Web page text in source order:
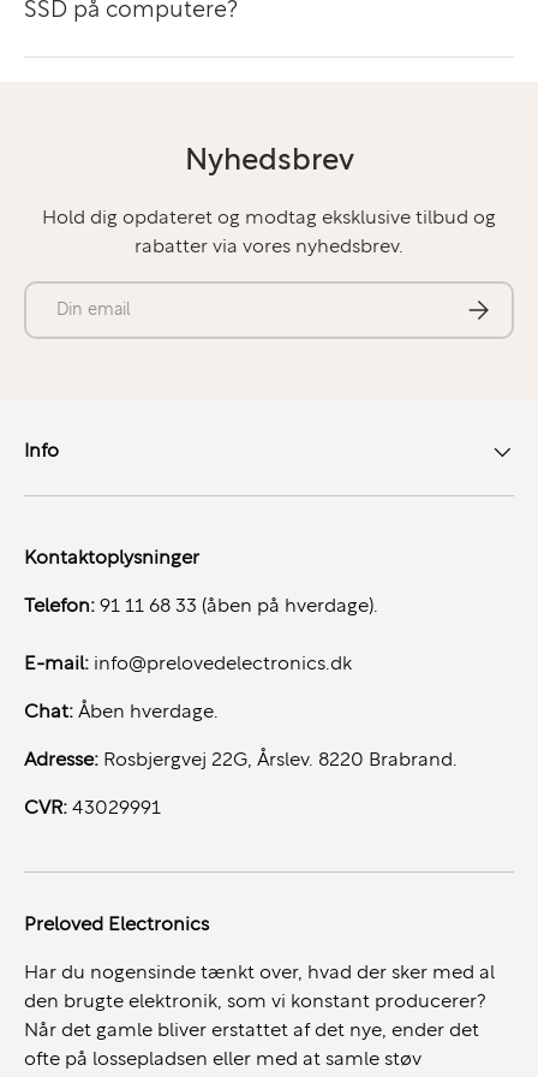
professionelle, der søger en kraftfuld og pålidelig
alle krav til den moderne arbejdsdag – både på
kontoret og på farten.
SSD på computere?
Nyhedsbrev
Hold dig opdateret og modtag eksklusive tilbud og
rabatter via vores nyhedsbrev.
E-mail
Abonner
Info
Kontaktoplysninger
Telefon: 91 11 68 33 (åben på hverdage).
E-mail: info@prelovedelectronics.dk
Chat: Åben hverdage.
Adresse: Rosbjergvej 22G, Årslev. 8220 Brabrand.
CVR: 43029991
Preloved Electronics
Har du nogensinde tænkt over, hvad der sker med al
den brugte elektronik, som vi konstant producerer?
Når det gamle bliver erstattet af det nye, ender det
ofte på lossepladsen eller med at samle støv